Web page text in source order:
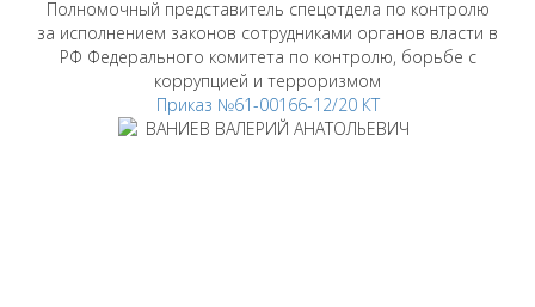
Полномочный представитель спецотдела по контролю
за исполнением законов сотрудниками органов власти в
РФ Федерального комитета по контролю, борьбе с
коррупцией и терроризмом
Приказ №61-00166-12/20 КТ